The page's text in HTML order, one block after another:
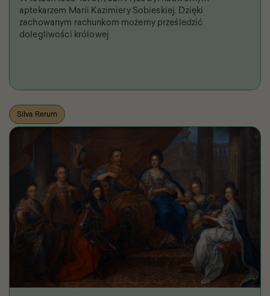
aptekarzem Marii Kazimiery Sobieskiej. Dzięki
zachowanym rachunkom możemy prześledzić
dolegliwości królowej
Silva Rerum